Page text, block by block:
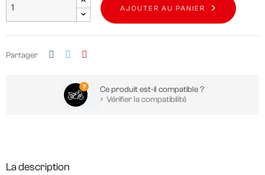
AJOUTER AU PANIER
Partager
Ce produit est-il compatible ?
Vérifier la compatibilité
La description